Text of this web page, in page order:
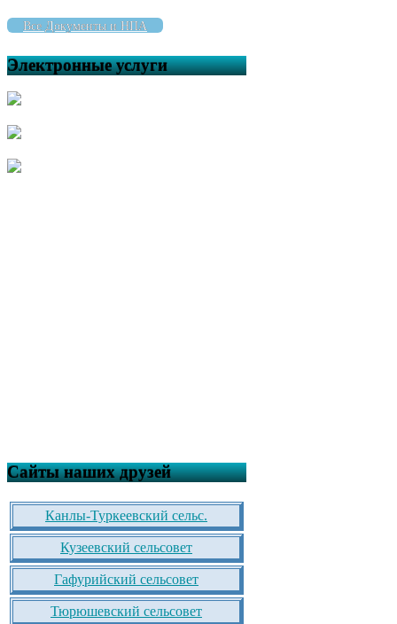
Все Документы и НПА
Электронные услуги
Сайты наших друзей
Канлы-Туркеевский сельс.
Кузеевский сельсовет
Гафурийский сельсовет
Тюрюшевский сельсовет